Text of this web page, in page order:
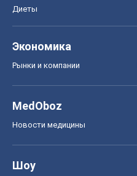
Диеты
Экономика
Рынки и компании
MedOboz
Новости медицины
Шоу